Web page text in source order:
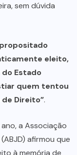
sem dúvida
eleito,
Estado
quem tentou
Direito”.
a Associação
afirmou que
à memória de